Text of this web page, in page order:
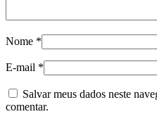
Nome *
E-mail *
Salvar meus dados neste
comentar.